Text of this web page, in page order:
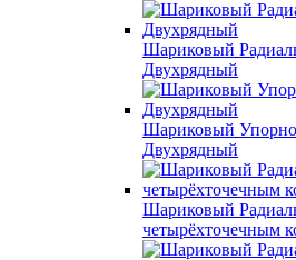
Шариковый
Двухрядный
Шариковый
Двухрядный
Шариковый
четырёхточечным